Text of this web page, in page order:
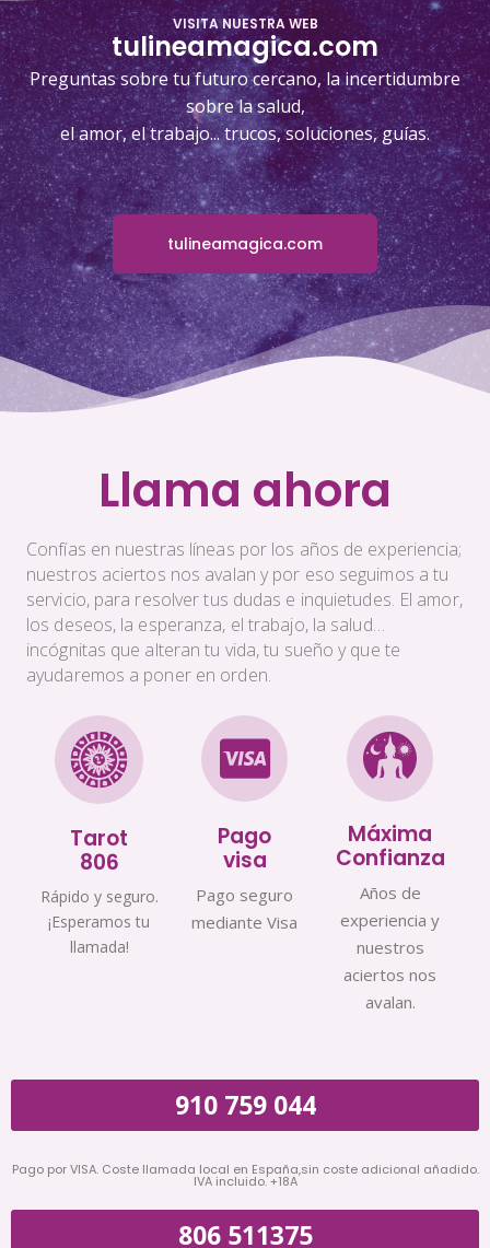
VISITA NUESTRA WEB
tulineamagica.com
Preguntas sobre tu futuro cercano, la incertidumbre
sobre la salud,
el amor, el trabajo... trucos, soluciones, guías.
tulineamagica.com
Llama ahora
Confías en nuestras líneas por los años de experiencia;
nuestros aciertos nos avalan y por eso seguimos a tu
servicio, para resolver tus dudas e inquietudes. El amor,
los deseos, la esperanza, el trabajo, la salud…
incógnitas que alteran tu vida, tu sueño y que te
ayudaremos a poner en orden.
Tarot
806
Rápido y seguro.
¡Esperamos tu
llamada!
Pago
visa
Pago seguro
mediante Visa
Máxima
Confianza
Años de
experiencia y
nuestros
aciertos nos
avalan.
910 759 044
Pago por VISA. Coste llamada local en España,sin coste adicional añadido.
IVA incluido. +18A
806 511375